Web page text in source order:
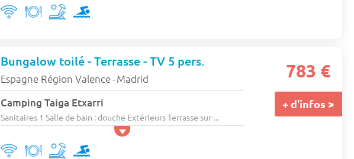
Bungalow toilé - Terrasse - TV 5 pers.
Espagne Région Valence- Madrid
Camping Taiga Etxarri
Sanitaires 1 Salle de bain : douche Extérieurs Terrasse sur-...
783 €
+ d'infos >